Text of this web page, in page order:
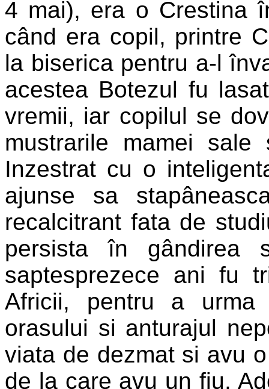
4 mai), era o Crestina
când era copil, printre
la biserica pentru a-l
acestea Botezul fu
vremii, iar copilul se
mustrarile mamei
Inzestrat cu o
ajunse sa
recalcitrant fata de
persista în gândirea
saptesprezece ani fu
Africii, pentru a urma
orasului si anturajul
viata de dezmat si avu
de la care avu un fiu,